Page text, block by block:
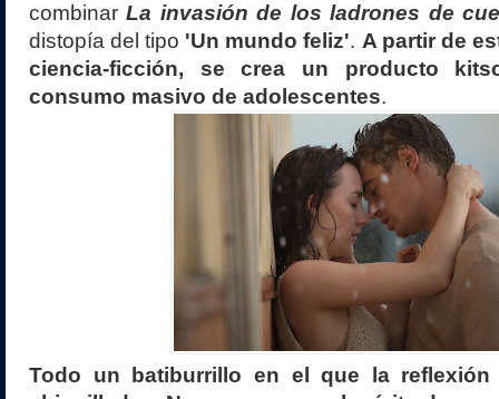
combinar La invasión de los ladrones de
distopía del tipo 'Un mundo feliz'. A partir de
ciencia-ficción, se crea un producto
consumo masivo de adolescentes.
Todo un batiburrillo en el que la